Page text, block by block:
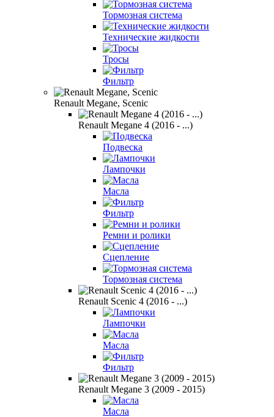
Тормозная система
Технические жидкости
Тросы
Фильтр
Renault Megane, Scenic
Renault Megane 4 (2016 - ...)
Подвеска
Лампочки
Масла
Фильтр
Ремни и ролики
Сцепление
Тормозная система
Renault Scenic 4 (2016 - ...)
Лампочки
Масла
Фильтр
Renault Megane 3 (2009 - 2015)
Масла